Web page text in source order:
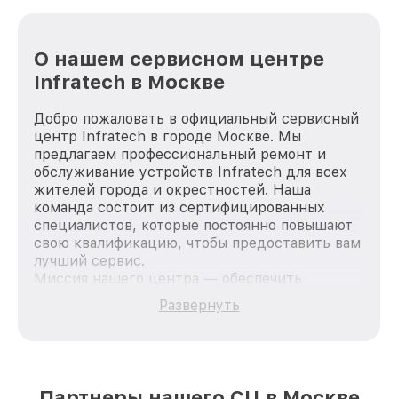
О нашем сервисном центре
Infratech в Москве
Добро пожаловать в официальный сервисный
центр Infratech в городе Москве. Мы
предлагаем профессиональный ремонт и
обслуживание устройств Infratech для всех
жителей города и окрестностей. Наша
команда состоит из сертифицированных
специалистов, которые постоянно повышают
свою квалификацию, чтобы предоставить вам
лучший сервис.
Миссия нашего центра — обеспечить
качественный и доступный ремонт для
каждого пользователя продукции Infratech,
Развернуть